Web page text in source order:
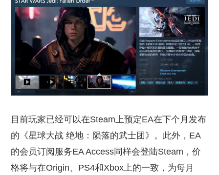
目前玩家已经可以在Steam上预定EA在下个月发布
的《星球大战 绝地：陨落的武士团》。此外，EA
的会员订阅服务EA Access同样会登陆Steam，价
格将与在Origin、PS4和Xbox上的一致，为每月